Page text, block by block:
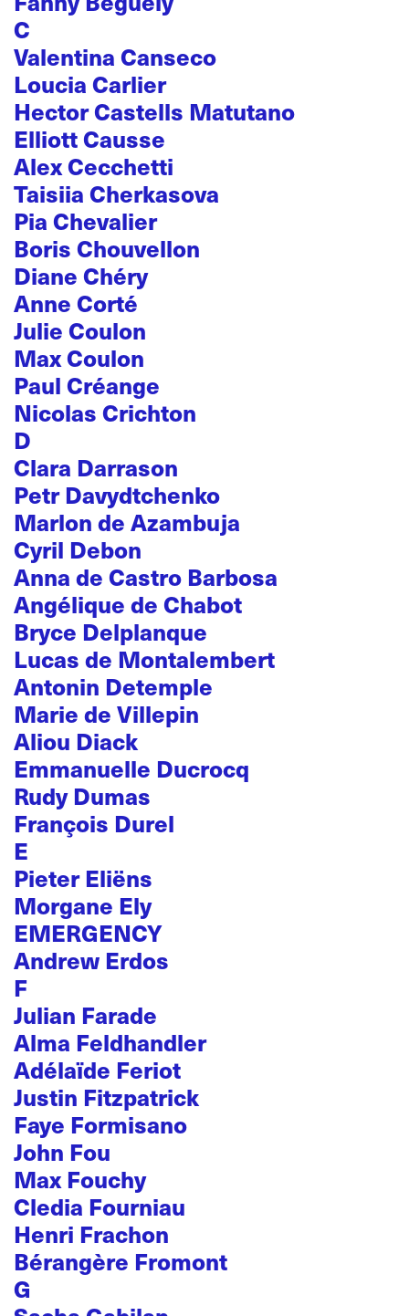
C
Valentina Canseco
Loucia Carlier
Hector Castells Matutano
Elliott Causse
Alex Cecchetti
Taisiia Cherkasova
Pia Chevalier
Boris Chouvellon
Diane Chéry
Anne Corté
Julie Coulon
Max Coulon
Paul Créange
Nicolas Crichton
D
Clara Darrason
Petr Davydtchenko
Marlon de Azambuja
Cyril Debon
Anna de Castro Barbosa
Angélique de Chabot
Bryce Delplanque
Lucas de Montalembert
Antonin Detemple
Marie de Villepin
Aliou Diack
Emmanuelle Ducrocq
Rudy Dumas
François Durel
E
Pieter Eliëns
Morgane Ely
EMERGENCY
Andrew Erdos
F
Julian Farade
Alma Feldhandler
Adélaïde Feriot
Justin Fitzpatrick
Faye Formisano
John Fou
Max Fouchy
Cledia Fourniau
Henri Frachon
Bérangère Fromont
G